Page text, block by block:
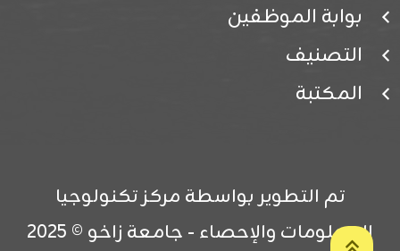
بوابة الموظفين
التصنيف
المكتبة
تم التطوير بواسطة مركز تكنولوجيا
المعلومات والإحصاء - جامعة زاخو © 2025